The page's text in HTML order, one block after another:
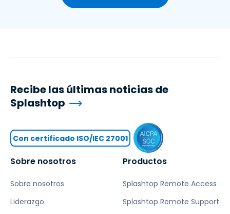
Sobre nosotros
Sobre nosotros
Liderazgo
Productos
Splashtop Remote Access
Splashtop Remote Support
Recibe las últimas noticias de
Splashtop
Con certificado ISO/IEC 27001